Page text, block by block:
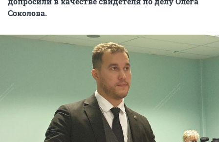
Соколова.